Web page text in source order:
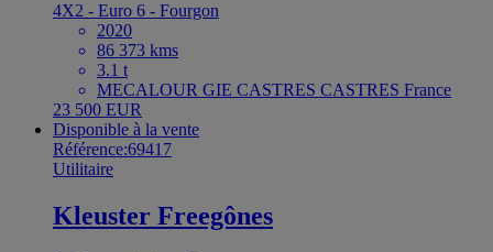
4X2 - Euro 6 - Fourgon
2020
86 373 kms
3.1 t
MECALOUR GIE CASTRES CASTRES France
23 500 EUR
Disponible à la vente
Référence:69417
Utilitaire
Kleuster Freegônes